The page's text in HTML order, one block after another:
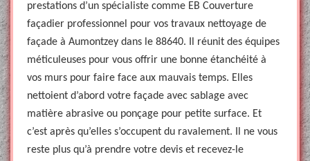
prestations d’un spécialiste comme EB Couverture
façadier professionnel pour vos travaux nettoyage de
façade à Aumontzey dans le 88640. Il réunit des équipes
méticuleuses pour vous offrir une bonne étanchéité à
vos murs pour faire face aux mauvais temps. Elles
nettoient d’abord votre façade avec sablage avec
matière abrasive ou ponçage pour petite surface. Et
c’est après qu’elles s’occupent du ravalement. Il ne vous
reste plus qu’à prendre votre devis et recevez-le